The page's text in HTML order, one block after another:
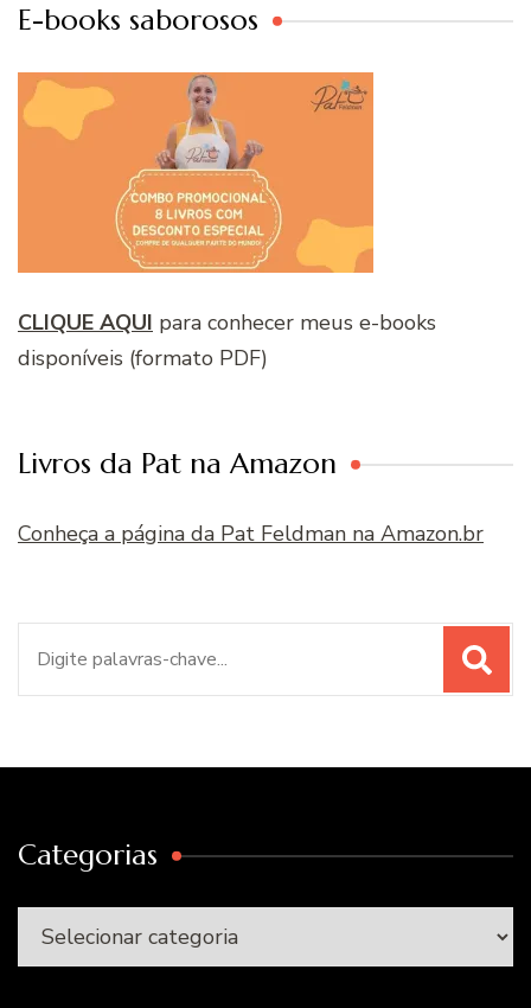
E-books saborosos
CLIQUE AQUI para conhecer meus e-books
disponíveis (formato PDF)
Livros da Pat na Amazon
Conheça a página da Pat Feldman na Amazon.br
Categorias
Categorias